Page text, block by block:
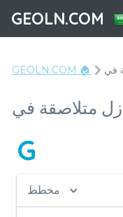
GEOLN.COM
GEOLN.COM 🏠
G